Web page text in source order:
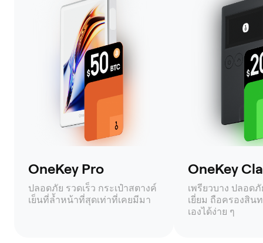
OneKey Pro
ปลอดภัย รวดเร็ว กระเป๋าสตางค์
เย็นที่ล้ำหน้าที่สุดเท่าที่เคยมีมา
OneKey
เพรียวบาง ปลอด
เยี่ยม ถือครองสิน
เองได้ง่าย ๆ